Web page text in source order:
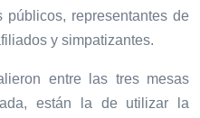
públicos, representantes de
y simpatizantes.
entre las tres mesas
están la de utilizar la